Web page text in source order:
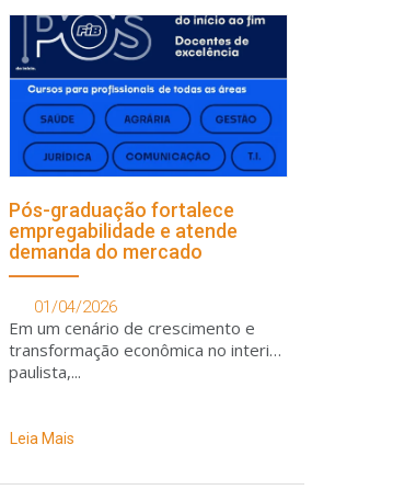
Pós-graduação fortalece
empregabilidade e atende
demanda do mercado
01/04/2026
Em um cenário de crescimento e
transformação econômica no interior
paulista,...
Leia Mais